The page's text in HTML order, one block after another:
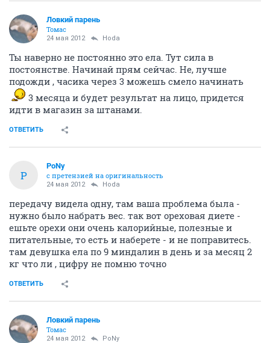
Ловкий парень
Томас
24 мая 2012 Hoda
Ты наверно не постоянно это ела. Тут сила в
постоянстве. Начинай прям сейчас. Не, лучше
подожди , часика через 3 можешь смело начинать
3 месяца и будет результат на лицо, придется
идти в магазин за штанами.
ОТВЕТИТЬ
P
PoNy
с претензией на оригинальность
24 мая 2012 Hoda
передачу видела одну, там ваша проблема была -
нужно было набрать вес. так вот ореховая диете -
ешьте орехи они очень калорийные, полезные и
питательные, то есть и наберете - и не поправитесь.
там девушка ела по 9 миндалин в день и за месяц 2
кг что ли , цифру не помню точно
ОТВЕТИТЬ
Ловкий парень
Томас
24 мая 2012 PoNy